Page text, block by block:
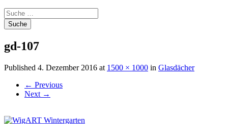
Suche
nach:
gd-107
Published 4. Dezember 2016 at 1500 × 1000 in Glasdächer
← Previous
Next →